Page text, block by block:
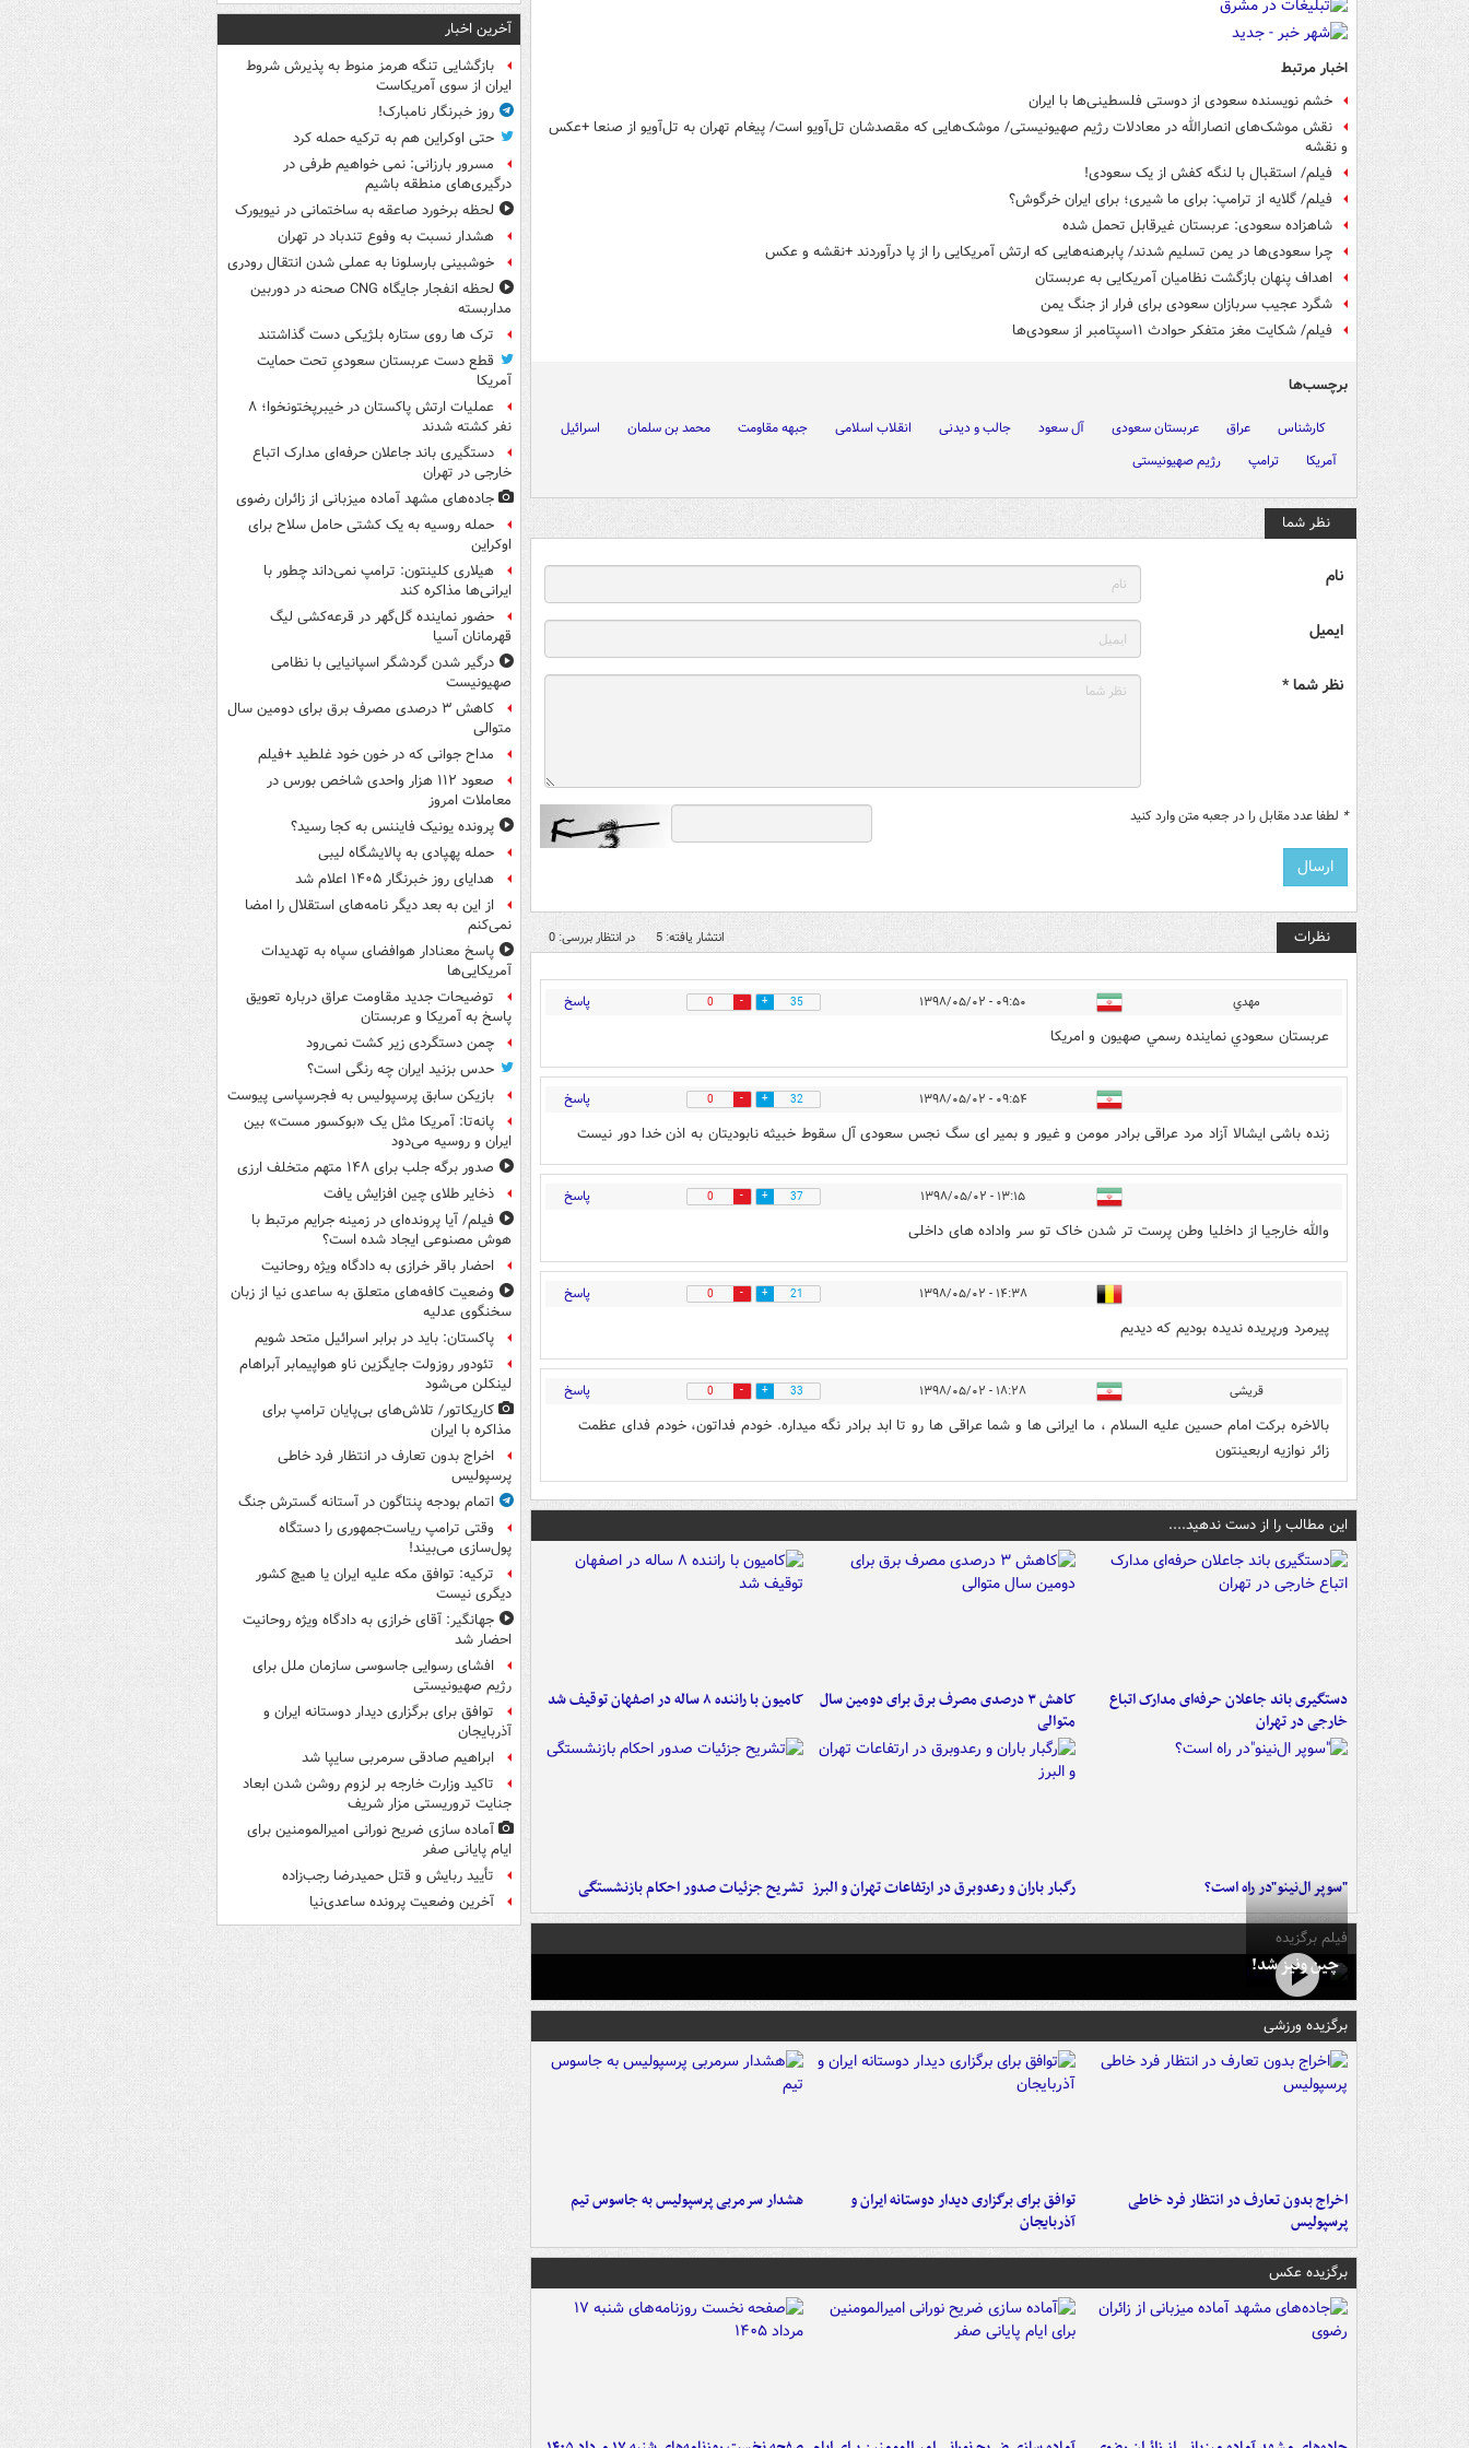
اخبار مرتبط
خشم نویسنده سعودی از دوستی فلسطینی‌ها با ایران
نقش موشک‌های انصارالله در معادلات رژیم صهیونیستی/ موشک‌هایی که مقصدشان تل‌آویو است/ پیغام تهران به تل‌آویو از صنعا +عکس
و نقشه
فیلم/ استقبال با لنگه کفش از یک سعودی!
فیلم/ گلایه از ترامپ: برای ما شیری؛ برای ایران خرگوش؟
شاهزاده سعودی: عربستان غیرقابل تحمل شده
چرا سعودی‌ها در یمن تسلیم شدند/ پابرهنه‌هایی که ارتش آمریکایی را از پا درآوردند +نقشه و عکس
اهداف پنهان بازگشت نظامیان آمریکایی به عربستان
شگرد عجیب سربازان سعودی برای فرار از جنگ یمن
فیلم/ شکایت مغز متفکر حوادث ۱۱سپتامبر از سعودی‌ها
برچسب‌ها
کارشناس عراق عربستان سعودی آل سعود جالب و دیدنی انقلاب اسلامی جبهه مقاومت محمد بن سلمان
اسرائیل
آمریکا
ترامپ رژیم صهیونیستی
نظر شما
نام
ایمیل
نظر شما *
* لطفا عدد مقابل را در جعبه متن وارد کنید
نظرات انتشار یافته: 5 در انتظار بررسی: 0
مهدي ۰۹:۵۰ - ۱۳۹۸/۰۵/۰۲ 35
0 پاسخ
عربستان سعودي نماينده رسمي صهيون و امريكا
۰۹:۵۴ - ۱۳۹۸/۰۵/۰۲ 32
0 پاسخ
زنده باشی ایشالا آزاد مرد عراقی برادر مومن و غیور و بمیر ای سگ نجس سعودی آل سقوط خبیثه نابودیتان به اذن خدا دور نیست
۱۳:۱۵ - ۱۳۹۸/۰۵/۰۲ 37
0 پاسخ
والله خارجیا از داخلیا وطن پرست تر شدن خاک تو سر واداده های داخلی
۱۴:۳۸ - ۱۳۹۸/۰۵/۰۲ 21
0 پاسخ
پیرمرد ورپریده ندیده بودیم که دیدیم
قریشی ۱۸:۲۸ - ۱۳۹۸/۰۵/۰۲ 33
0 پاسخ
بالاخره برکت امام حسین علیه السلام ، ما ایرانی ها و شما عراقی ها رو تا ابد برادر نگه میداره. خودم فداتون، خودم فدای عظمت
زائر نوازیه اربعینتون
این مطالب را از دست ندهید....
دستگیری باند جاعلان حرفه‌ای مدارک اتباع
خارجی در تهران
کاهش ۳ درصدی مصرف برق برای دومین سال
متوالی
کامیون با راننده ۸ ساله در اصفهان توقیف شد
"سوپر ال‌نینو"در راه است؟ رگبار باران و رعدوبرق در ارتفاعات تهران و البرز تشریح جزئیات صدور احکام بازنشستگی
فیلم برگزیده
چین ونیز شد!
برگزیده ورزشی
اخراج بدون تعارف در انتظار فرد خاطی
پرسپولیس
توافق برای برگزاری دیدار دوستانه ایران و
آذربایجان
هشدار سرمربی پرسپولیس به جاسوس تیم
برگزیده عکس
آخرین اخبار
بازگشایی تنگه هرمز منوط به پذیرش شروط
ایران از سوی آمریکاست
روز خبرنگار نامبارک!
حتی اوکراین هم به ترکیه حمله کرد
مسرور بارزانی: نمی خواهیم طرفی در
درگیری‌های منطقه باشیم
لحظه برخورد صاعقه به ساختمانی در نیویورک
هشدار نسبت به وفوع تندباد در تهران
خوشبینی بارسلونا به عملی شدن انتقال رودری
لحظه انفجار جایگاه CNG صحنه در دوربین
مداربسته
ترک ها روی ستاره بلژیکی دست گذاشتند
قطع دست عربستان سعودیِ تحت حمایت
آمریکا
عملیات ارتش پاکستان در خیبرپختونخوا؛ ۸
نفر کشته شدند
دستگیری باند جاعلان حرفه‌ای مدارک اتباع
خارجی در تهران
جاده‌های مشهد آماده میزبانی از زائران رضوی
حمله روسیه به یک کشتی حامل سلاح برای
اوکراین
هیلاری کلینتون: ترامپ نمی‌داند چطور با
ایرانی‌ها مذاکره کند
حضور نماینده گل‌گهر در قرعه‌کشی لیگ
قهرمانان آسیا
درگیر شدن گردشگر اسپانیایی با نظامی
صهیونیست
کاهش ۳ درصدی مصرف برق برای دومین سال
متوالی
مداح جوانی که در خون خود غلطید +فیلم
صعود ۱۱۲ هزار واحدی شاخص بورس در
معاملات امروز
پرونده یونیک فایننس به کجا رسید؟
حمله پهپادی به پالایشگاه لیبی
هدایای روز خبرنگار ۱۴۰۵ اعلام شد
از این به بعد دیگر نامه‌های استقلال را امضا
نمی‌کنم
پاسخ معنادار هوافضای سپاه به تهدیدات
آمریکایی‌ها
توضیحات جدید مقاومت عراق درباره تعویق
پاسخ به آمریکا و عربستان
چمن دستگردی زیر کشت نمی‌رود
حدس بزنید ایران چه رنگی است؟
بازیکن سابق پرسپولیس به فجرسپاسی پیوست
پانه‌تا: آمریکا مثل یک «بوکسور مست» بین
ایران و روسیه می‌دود
صدور برگه جلب برای ۱۴۸ متهم متخلف ارزی
ذخایر طلای چین افزایش یافت
فیلم/ آیا پرونده‌ای در زمینه جرایم مرتبط با
هوش مصنوعی ایجاد شده است؟
احضار باقر خرازی به دادگاه ویژه روحانیت
وضعیت کافه‌های متعلق به ساعدی نیا از زبان
سخنگوی عدلیه
پاکستان: باید در برابر اسرائیل متحد شویم
تئودور روزولت جایگزین ناو هواپیمابر آبراهام
لینکلن می‌شود
کاریکاتور/ تلاش‌های بی‌پایان ترامپ برای
مذاکره با ایران
اخراج بدون تعارف در انتظار فرد خاطی
پرسپولیس
اتمام بودجه پنتاگون در آستانه گسترش جنگ
وقتی ترامپ ریاست‌جمهوری را دستگاه
پول‌سازی می‌بیند!
ترکیه: توافق مکه علیه ایران یا هیچ کشور
دیگری نیست
جهانگیر: آقای خرازی به دادگاه ویژه روحانیت
احضار شد
افشای رسوایی جاسوسی سازمان ملل برای
رژیم صهیونیستی
توافق برای برگزاری دیدار دوستانه ایران و
آذربایجان
ابراهیم صادقی سرمربی سایپا شد
تاکید وزارت خارجه بر لزوم روشن شدن ابعاد
جنایت تروریستی مزار شریف
آماده سازی ضریح نورانی امیرالمومنین برای
ایام پایانی صفر
تأیید ربایش و قتل حمیدرضا رجب‌زاده
آخرین وضعیت پرونده ساعدی‌نیا